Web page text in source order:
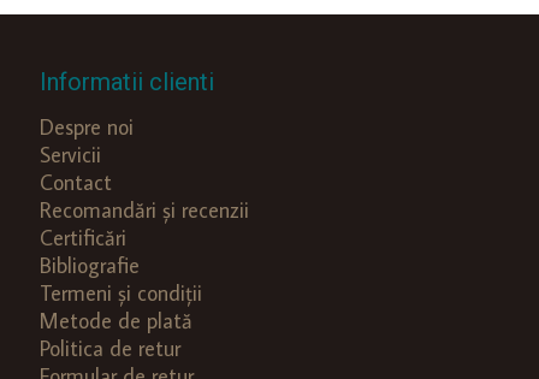
Informatii clienti
Despre noi
Servicii
Contact
Recomandări și recenzii
Certificări
Bibliografie
Termeni și condiții
Metode de plată
Politica de retur